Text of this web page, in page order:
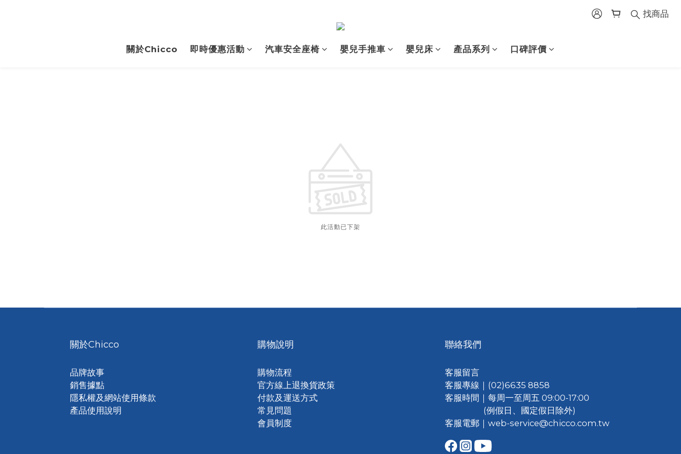
找商品
關於Chicco 即時優惠活動 汽車安全座椅 嬰兒手推車 嬰兒床 產品系列 口碑評價
此活動已下架
關於Chicco
品牌故事
銷售據點
隱私權及網站使用條款
產品使用說明
購物說明
購物流程
官方線上退換貨政策
付款及運送方式
常見問題
會員制度
聯絡我們
客服留言
客服專線｜(02)6635 8858
客服時間｜每周一至周五 09:00-17:00
(例假日、國定假日除外)
客服電郵｜web-service@chicco.com.tw